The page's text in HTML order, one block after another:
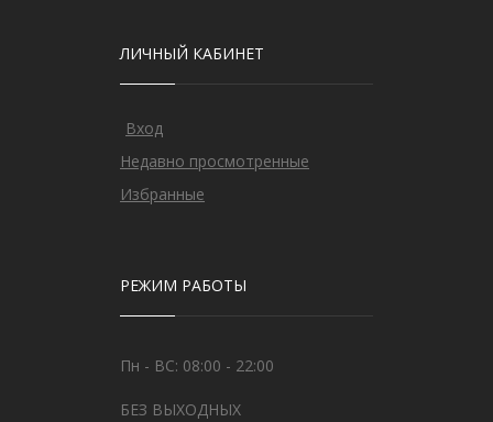
ЛИЧНЫЙ КАБИНЕТ
Вход
Недавно просмотренные
Избранные
РЕЖИМ РАБОТЫ
Пн - ВС: 08:00 - 22:00
БЕЗ ВЫХОДНЫХ